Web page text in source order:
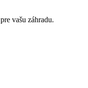
vašu záhradu.